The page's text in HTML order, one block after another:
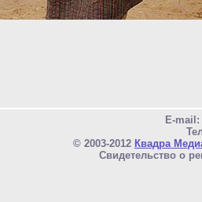
E-mail:
© 2003-2012 Квадра
Свидетельство о